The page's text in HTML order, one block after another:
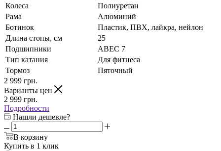
Колеса
Полиуретан
Рама
Алюминий
Ботинок
Пластик, ПВХ, лайкра, нейлон
Длина стопы, см
25
Подшипники
ABEC 7
Тип катания
Для фитнеса
Тормоз
Пяточный
2 999 грн.
Варианты цен
2 999 грн.
Подробности
Нашли дешевле?
В корзину
Купить в 1 клик